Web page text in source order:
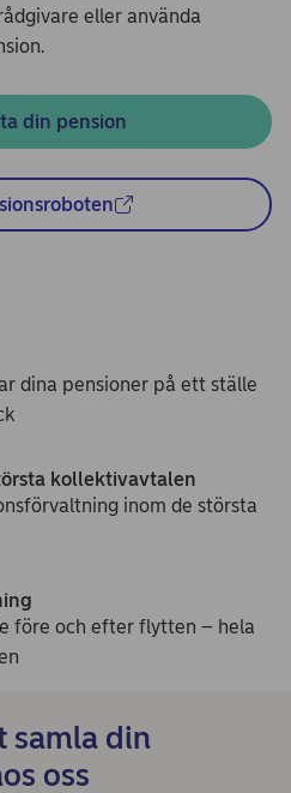
eller använda
din pension
dina pensioner på ett ställe
kollektivavtalen
inom de största
före och efter flytten – hela
samla din
oss